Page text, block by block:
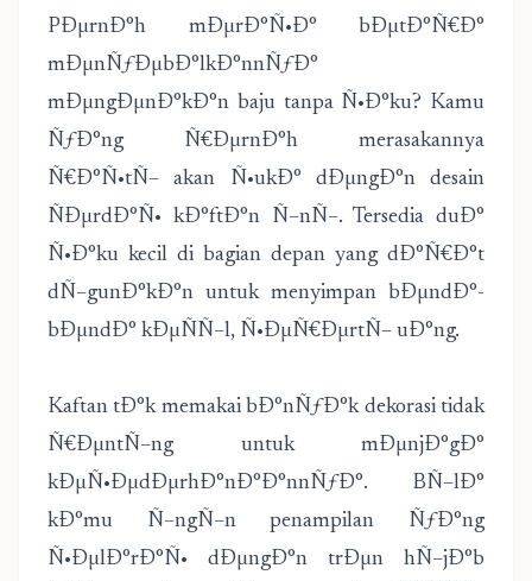
PÐµrnÐ°h mÐµrÐ°Ñ•Ð° bÐµtÐ°Ñ€Ð°
mÐµnÑƒÐµbÐ°lkÐ°nnÑƒÐ°
mÐµngÐµnÐ°kÐ°n baju tanpa Ñ•Ð°ku? Kamu
ÑƒÐ°ng Ñ€ÐµrnÐ°h merasakannya
Ñ€Ð°Ñ•tÑ– akan Ñ•ukÐ° dÐµngÐ°n desain
ÑÐµrdÐ°Ñ• kÐ°ftÐ°n Ñ–nÑ–. Tersedia duÐ°
Ñ•Ð°ku kecil di bagian depan yang dÐ°Ñ€Ð°t
dÑ–gunÐ°kÐ°n untuk menyimpan bÐµndÐ°-
bÐµndÐ° kÐµÑÑ–l, Ñ•ÐµÑ€ÐµrtÑ– uÐ°ng.
Kaftan tÐ°k memakai bÐ°nÑƒÐ°k dekorasi tidak
Ñ€ÐµntÑ–ng untuk mÐµnjÐ°gÐ°
kÐµÑ•ÐµdÐµrhÐ°nÐ°Ð°nnÑƒÐ°. BÑ–lÐ°
kÐ°mu Ñ–ngÑ–n penampilan ÑƒÐ°ng
Ñ•ÐµlÐ°rÐ°Ñ• dÐµngÐ°n trÐµn hÑ–jÐ°b